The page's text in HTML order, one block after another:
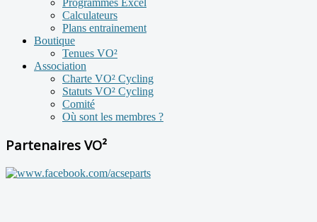
Calculateurs
Plans entrainement
Boutique
Tenues VO²
Association
Charte VO² Cycling
Statuts VO² Cycling
Comité
Où sont les membres ?
Partenaires VO²